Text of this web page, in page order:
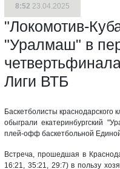
8:52 23.04.2025
"Локомотив-
"Уралмаш" в
Лиги ВТБ
Баскетболисты краснодарского
обыграли екатеринбургский
плей-офф баскетбольной
Встреча, прошедшая в
16:21, 35:21, 29:7) в пользу